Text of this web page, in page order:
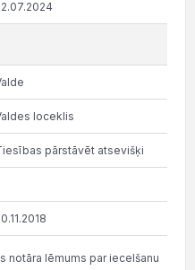
loceklis
pārstāvēt atsevišķi
notāra lēmums par iecelšanu